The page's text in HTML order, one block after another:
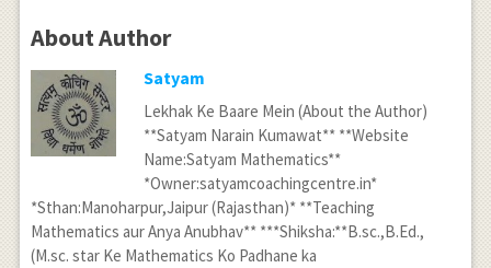
About Author
Satyam
Lekhak Ke Baare Mein (About the Author)
**Satyam Narain Kumawat** **Website
Name:Satyam Mathematics**
*Owner:satyamcoachingcentre.in*
*Sthan:Manoharpur,Jaipur (Rajasthan)* **Teaching
Mathematics aur Anya Anubhav** ***Shiksha:**B.sc.,B.Ed.,
(M.sc. star Ke Mathematics Ko Padhane ka